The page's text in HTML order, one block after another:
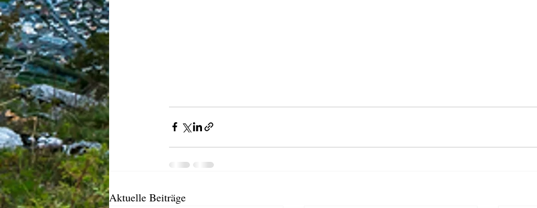
Aktuelle Beiträge